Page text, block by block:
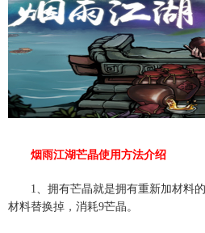
烟雨江湖芒晶使用方法介绍
1、拥有芒晶就是拥有重新加材料的
材料替换掉，消耗9芒晶。